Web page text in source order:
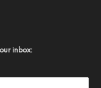
inbox: